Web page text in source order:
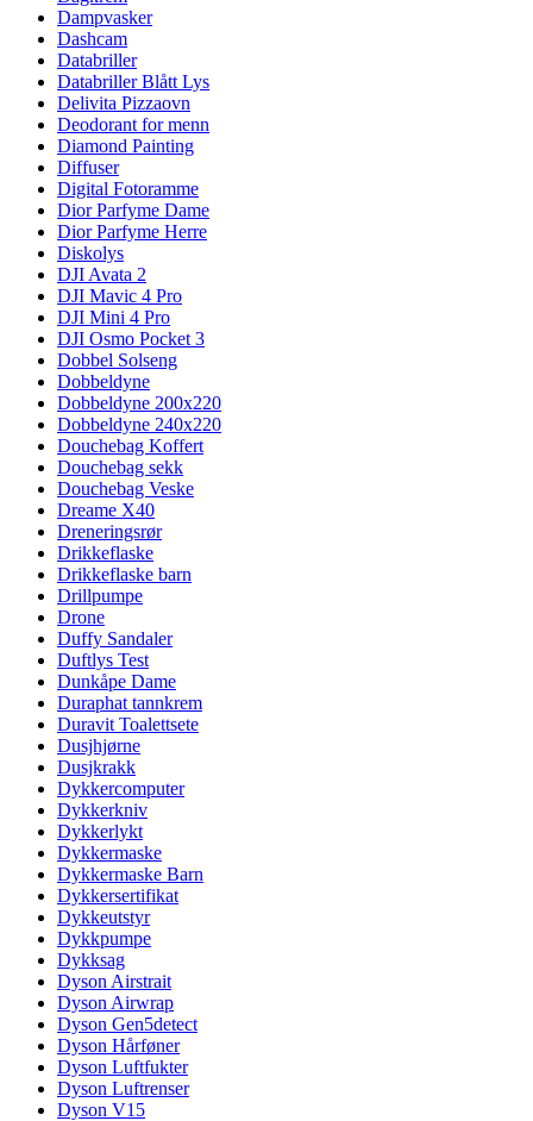
Dampvasker
Dashcam
Databriller
Databriller Blått Lys
Delivita Pizzaovn
Deodorant for menn
Diamond Painting
Diffuser
Digital Fotoramme
Dior Parfyme Dame
Dior Parfyme Herre
Diskolys
DJI Avata 2
DJI Mavic 4 Pro
DJI Mini 4 Pro
DJI Osmo Pocket 3
Dobbel Solseng
Dobbeldyne
Dobbeldyne 200x220
Dobbeldyne 240x220
Douchebag Koffert
Douchebag sekk
Douchebag Veske
Dreame X40
Dreneringsrør
Drikkeflaske
Drikkeflaske barn
Drillpumpe
Drone
Duffy Sandaler
Duftlys Test
Dunkåpe Dame
Duraphat tannkrem
Duravit Toalettsete
Dusjhjørne
Dusjkrakk
Dykkercomputer
Dykkerkniv
Dykkerlykt
Dykkermaske
Dykkermaske Barn
Dykkersertifikat
Dykkeutstyr
Dykkpumpe
Dykksag
Dyson Airstrait
Dyson Airwrap
Dyson Gen5detect
Dyson Hårføner
Dyson Luftfukter
Dyson Luftrenser
Dyson V15